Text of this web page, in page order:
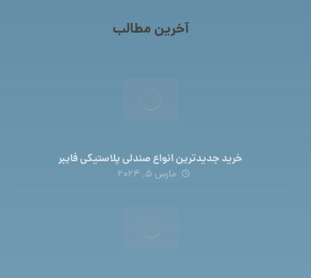
آخرین مطالب
خرید جدیدترین انواع صندلی پلاستیکی فایبر
مارس 5, 2024